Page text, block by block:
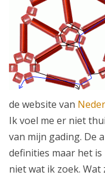
de website van
Ik voel me er niet
van mijn gading. De
definities maar het
niet wat ik zoek.